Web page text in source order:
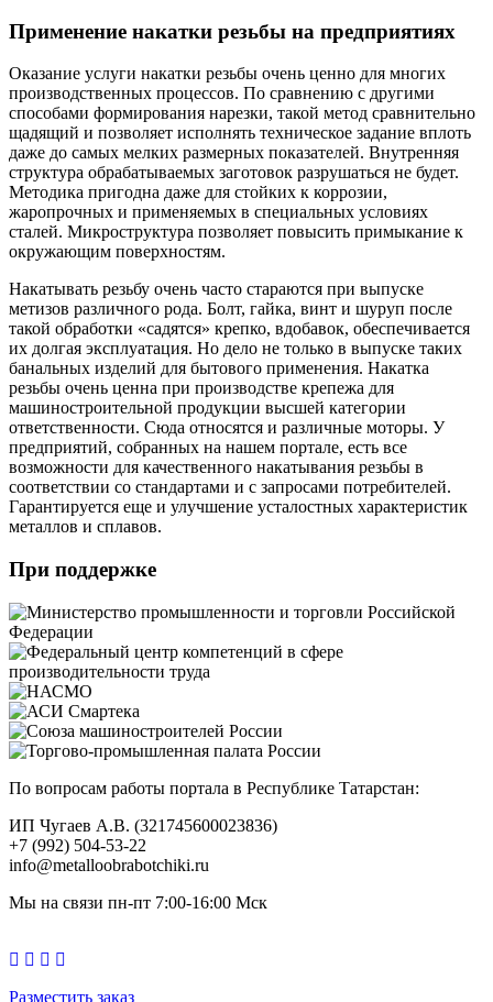
Применение накатки резьбы на предприятиях
Оказание услуги накатки резьбы очень ценно для многих
производственных процессов. По сравнению с другими
способами формирования нарезки, такой метод сравнительно
щадящий и позволяет исполнять техническое задание вплоть
даже до самых мелких размерных показателей. Внутренняя
структура обрабатываемых заготовок разрушаться не будет.
Методика пригодна даже для стойких к коррозии,
жаропрочных и применяемых в специальных условиях
сталей. Микроструктура позволяет повысить примыкание к
окружающим поверхностям.
Накатывать резьбу очень часто стараются при выпуске
метизов различного рода. Болт, гайка, винт и шуруп после
такой обработки «садятся» крепко, вдобавок, обеспечивается
их долгая эксплуатация. Но дело не только в выпуске таких
банальных изделий для бытового применения. Накатка
резьбы очень ценна при производстве крепежа для
машиностроительной продукции высшей категории
ответственности. Сюда относятся и различные моторы. У
предприятий, собранных на нашем портале, есть все
возможности для качественного накатывания резьбы в
соответствии со стандартами и с запросами потребителей.
Гарантируется еще и улучшение усталостных характеристик
металлов и сплавов.
При поддержке
По вопросам работы портала в Республике Татарстан:
ИП Чугаев А.В. (321745600023836)
+7 (992) 504-53-22
info@metalloobrabotchiki.ru
Мы на связи пн-пт 7:00-16:00 Мск
Разместить заказ